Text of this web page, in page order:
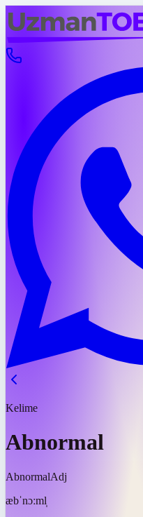
Kelime
Abnormal
AbnormalAdj
æbˈnɔːml̩